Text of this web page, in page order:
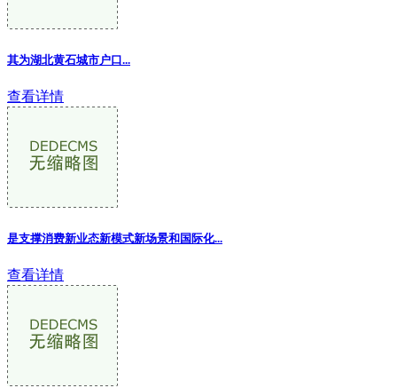
其为湖北黄石城市户口...
查看详情
是支撑消费新业态新模式新场景和国际化...
查看详情